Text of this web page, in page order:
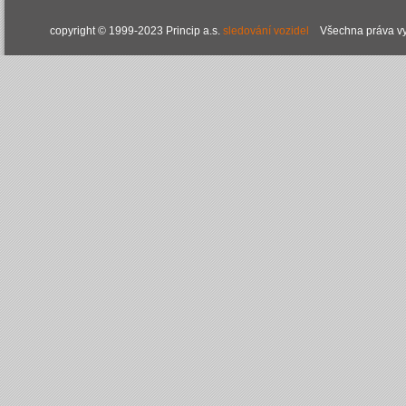
copyright © 1999-2023 Princip a.s. sledování vozidel Všechna práva